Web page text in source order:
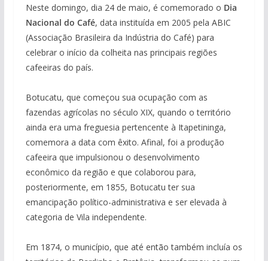
Neste domingo, dia 24 de maio, é comemorado o Dia
Nacional do Café, data instituída em 2005 pela ABIC
(Associação Brasileira da Indústria do Café) para
celebrar o início da colheita nas principais regiões
cafeeiras do país.
Botucatu, que começou sua ocupação com as
fazendas agrícolas no século XIX, quando o território
ainda era uma freguesia pertencente à Itapetininga,
comemora a data com êxito. Afinal, foi a produção
cafeeira que impulsionou o desenvolvimento
econômico da região e que colaborou para,
posteriormente, em 1855, Botucatu ter sua
emancipação político-administrativa e ser elevada à
categoria de Vila independente.
Em 1874, o município, que até então também incluía os